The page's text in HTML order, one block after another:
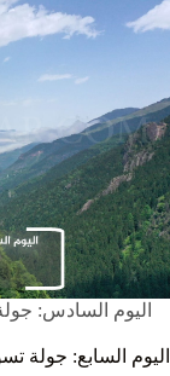
اليوم السادس:
اليوم السابع: جولة